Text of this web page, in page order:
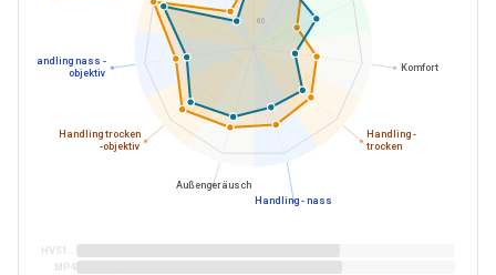
60
Komfort
Handling -
trocken
Handling - nass
Außengeräusch
Handling trocken
-objektiv
Handling nass -
objektiv
MP4